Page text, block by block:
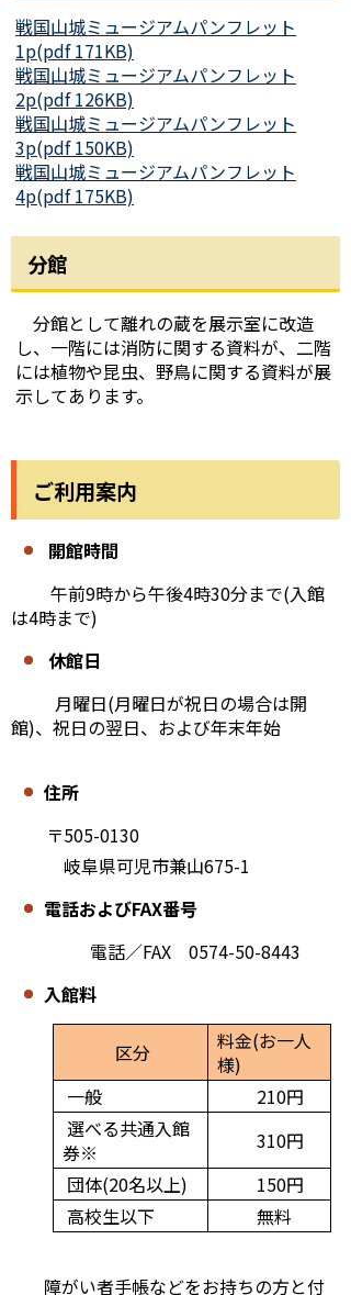
戦国山城ミュージアムパンフレット
1p(pdf 171KB)
戦国山城ミュージアムパンフレット
2p(pdf 126KB)
戦国山城ミュージアムパンフレット
3p(pdf 150KB)
戦国山城ミュージアムパンフレット
4p(pdf 175KB)
分館
分館として離れの蔵を展示室に改造
し、一階には消防に関する資料が、二階
には植物や昆虫、野鳥に関する資料が展
示してあります。
ご利用案内
開館時間
午前9時から午後4時30分まで(入館
は4時まで)
休館日
月曜日(月曜日が祝日の場合は開
館)、祝日の翌日、および年末年始
住所
〒505-0130
岐阜県可児市兼山675-1
電話およびFAX番号
電話／FAX 0574-50-8443
入館料
区分
料金(お一人
様)
一般
210円
選べる共通入館
券※
310円
団体(20名以上)
150円
高校生以下
無料
障がい者手帳などをお持ちの方と付